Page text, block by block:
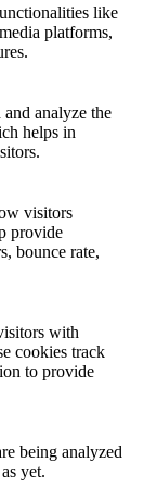
like
platforms,
and analyze the
helps in
visitors
provide
bounce rate,
with
cookies track
to provide
being analyzed
yet.